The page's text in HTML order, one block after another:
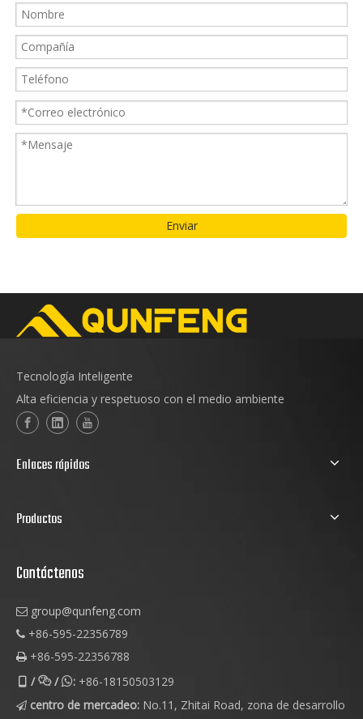
Enviar
Tecnología Inteligente
Alta eficiencia y respetuoso con el medio ambiente
Enlaces rápidos
Productos
Contáctenos
 group@qunfeng.com
 +86-595-22356789
 +86-595-22356788
 //: +86-18150503129
 centro de mercadeo: No.11, Zhitai Road, zona de desarrollo